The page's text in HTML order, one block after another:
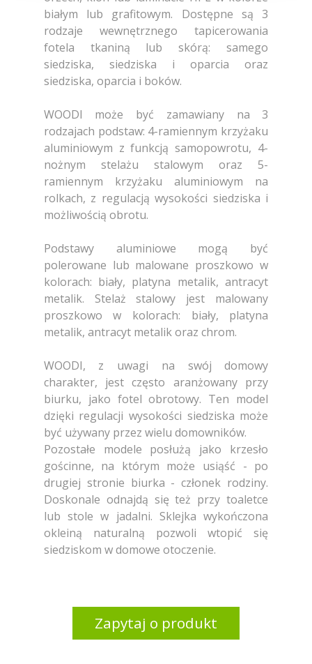
białym lub grafitowym. Dostępne są 3
rodzaje wewnętrznego tapicerowania
fotela tkaniną lub skórą: samego
siedziska, siedziska i oparcia oraz
siedziska, oparcia i boków.
WOODI może być zamawiany na 3
rodzajach podstaw: 4-ramiennym krzyżaku
aluminiowym z funkcją samopowrotu, 4-
nożnym stelażu stalowym oraz 5-
ramiennym krzyżaku aluminiowym na
rolkach, z regulacją wysokości siedziska i
możliwością obrotu.
Podstawy aluminiowe mogą być
polerowane lub malowane proszkowo w
kolorach: biały, platyna metalik, antracyt
metalik. Stelaż stalowy jest malowany
proszkowo w kolorach: biały, platyna
metalik, antracyt metalik oraz chrom.
WOODI, z uwagi na swój domowy
charakter, jest często aranżowany przy
biurku, jako fotel obrotowy. Ten model
dzięki regulacji wysokości siedziska może
być używany przez wielu domowników.
Pozostałe modele posłużą jako krzesło
gościnne, na którym może usiąść - po
drugiej stronie biurka - członek rodziny.
Doskonale odnajdą się też przy toaletce
lub stole w jadalni. Sklejka wykończona
okleiną naturalną pozwoli wtopić się
siedziskom w domowe otoczenie.
Zapytaj o produkt